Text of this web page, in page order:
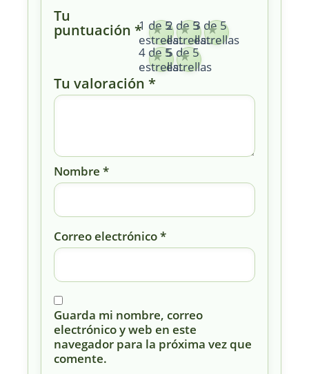
Tu
puntuación *1 de 5
estrellas
2 de 5
estrellas
3 de 5
estrellas
4 de 5
estrellas
5 de 5
estrellas
Tu valoración *
Nombre *
Correo electrónico*
Guarda mi nombre, correo
electrónico y web en este
navegador para la próxima vez que
comente.